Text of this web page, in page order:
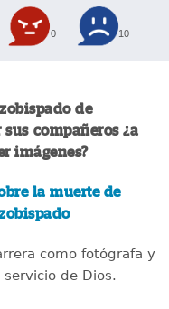
0 10
de
compañeros ¿a
imágenes?
la muerte de
como fotógrafa y
de Dios.